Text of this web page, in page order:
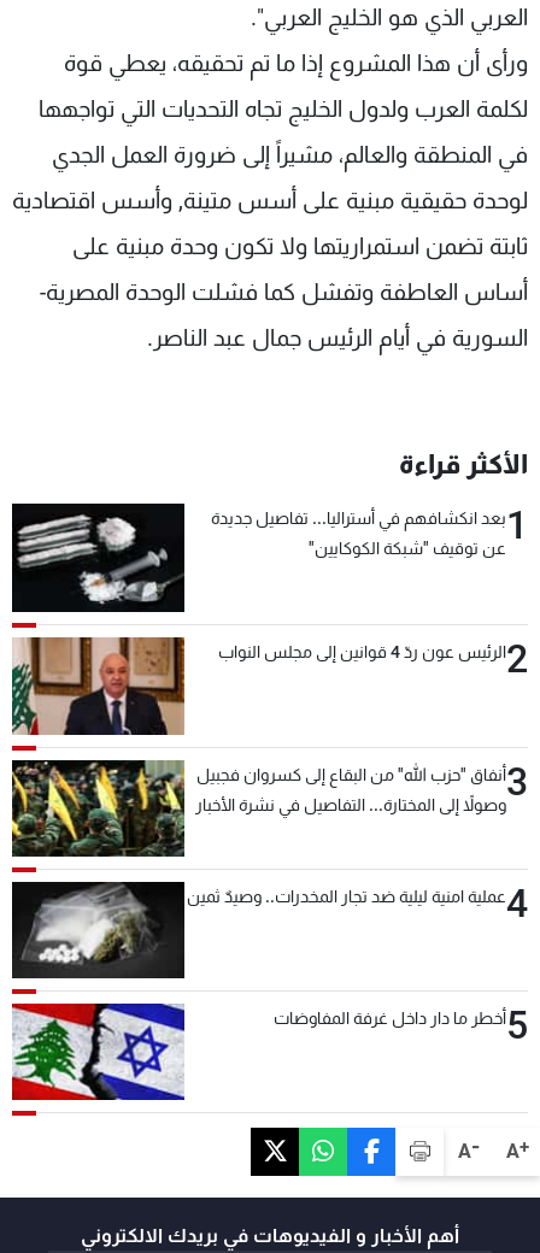
A+
A-
العربي الذي هو الخليج العربي".
ورأى أن هذا المشروع إذا ما تم تحقيقه، يعطي قوة
لكلمة العرب ولدول الخليج تجاه التحديات التي تواجهها
في المنطقة والعالم، مشيراً إلى ضرورة العمل الجدي
لوحدة حقيقية مبنية على أسس متينة, وأسس اقتصادية
ثابتة تضمن استمراريتها ولا تكون وحدة مبنية على
أساس العاطفة وتفشل كما فشلت الوحدة المصرية-
السورية في أيام الرئيس جمال عبد الناصر.
الأكثر قراءة
1بعد انكشافهم في أستراليا... تفاصيل جديدة
عن توقيف "شبكة الكوكايين"
2الرئيس عون ردّ 4 قوانين إلى مجلس النواب
3أنفاق "حزب الله" من البقاع إلى كسروان فجبيل
وصولاً إلى المختارة... التفاصيل في نشرة الأخبار
4عملية امنية ليلية ضد تجار المخدرات.. وصيدٌ ثمين
5أخطر ما دار داخل غرفة المفاوضات
أهم الأخبار و الفيديوهات في بريدك الالكتروني